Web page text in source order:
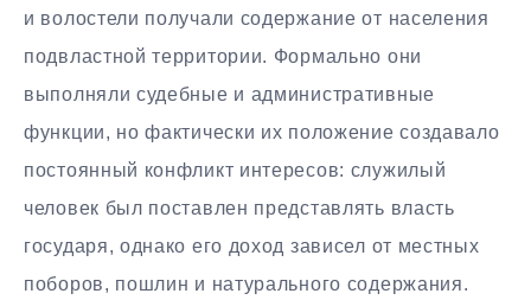
и волостели получали содержание от населения
подвластной территории. Формально они
выполняли судебные и административные
функции, но фактически их положение создавало
постоянный конфликт интересов: служилый
человек был поставлен представлять власть
государя, однако его доход зависел от местных
поборов, пошлин и натурального содержания.